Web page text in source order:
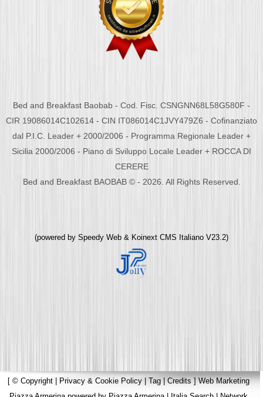
Bed and Breakfast Baobab - Cod. Fisc. CSNGNN68L58G580F -
CIR 19086014C102614 - CIN IT086014C1JVY479Z6 - Cofinanziato
dal P.I.C. Leader + 2000/2006 - Programma Regionale Leader +
Sicilia 2000/2006 - Piano di Sviluppo Locale Leader + ROCCA DI
CERERE
Bed and Breakfast BAOBAB © - 2026. All Rights Reserved.
(powered by Speedy Web & Koinext CMS Italiano V23.2)
[ © Copyright | Privacy & Cookie Policy | Tag|Credits]Web Marketing